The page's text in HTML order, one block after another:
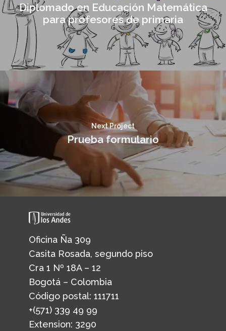
Diplomado en Educación Matemática
para profesores de primaria
Next Project
Prueba formulario
Oficina Ña 309
Casita Rosada, segundo piso
Cra 1 Nº 18A – 12
Bogotá – Colombia
Código postal: 111711
+(571) 339 49 99
Extension: 3290